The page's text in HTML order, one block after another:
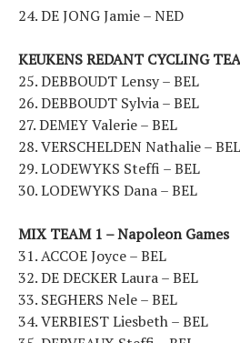
24. DE JONG Jamie – NED
KEUKENS REDANT CYCLING
25. DEBBOUDT Lensy – BEL
26. DEBBOUDT Sylvia – BEL
27. DEMEY Valerie – BEL
28. VERSCHELDEN Nathalie – BEL
29. LODEWYKS Steffi – BEL
30. LODEWYKS Dana – BEL
MIX TEAM 1 – Napoleon Games
31. ACCOE Joyce – BEL
32. DE DECKER Laura – BEL
33. SEGHERS Nele – BEL
34. VERBIEST Liesbeth – BEL